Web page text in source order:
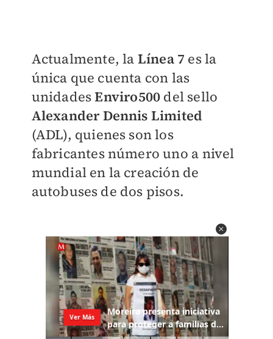
Actualmente, la Línea 7 es la
única que cuenta con las
unidadesEnviro500 del sello
Alexander Dennis Limited
(ADL), quienes son los
fabricantes número uno a nivel
mundial en la creación de
autobuses de dos pisos.